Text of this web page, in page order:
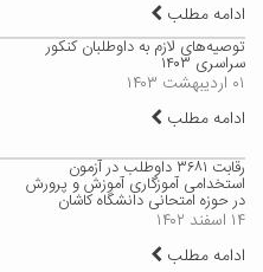
ادامه مطلب
توصیه‌های لازم به داوطلبان کنکور
سراسری ۱۴۰۳
۰۱ اردیبهشت ۱۴۰۳
ادامه مطلب
رقابت ۳۶۸۱ داوطلب در آزمون
استخدامی آموزگاری آموزش و پرورش
در حوزه امتحانی دانشگاه کاشان
۱۴ اسفند ۱۴۰۲
ادامه مطلب